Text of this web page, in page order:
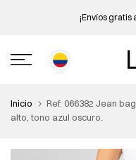
¡Envíos gratis
Inicio
Ref: 066382 Jean
alto, tono azul oscuro.